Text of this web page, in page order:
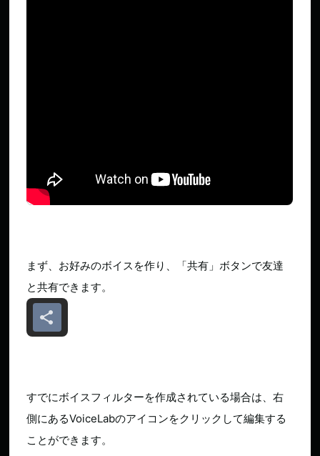
まず、お好みのボイスを作り、「共有」ボタンで友達
と共有できます。
すでにボイスフィルターを作成されている場合は、右
側にあるVoiceLabのアイコンをクリックして編集する
ことができます。